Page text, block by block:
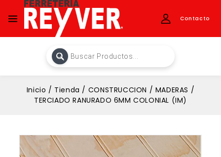
Contacto
Inicio / Tienda / CONSTRUCCION / MADERAS /
TERCIADO RANURADO 6MM COLONIAL (IM)